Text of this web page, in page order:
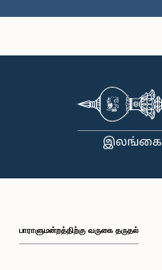
பாராளுமன்றத்திற்கு வருகை தருதல்